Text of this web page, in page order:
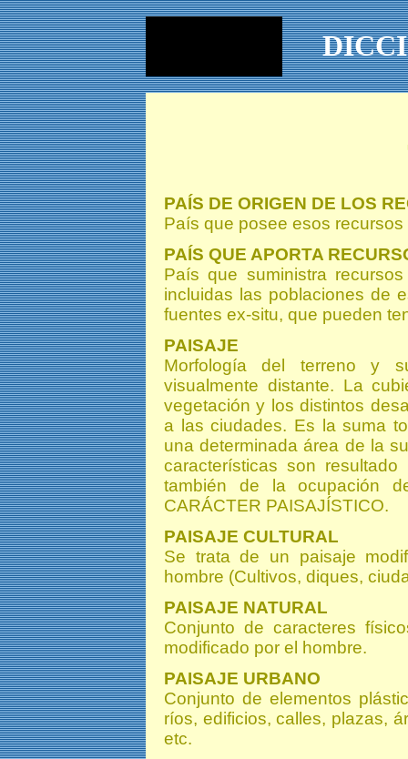
PAÍS DE ORIGEN DE LOS
País que posee esos
PAÍS QUE APORTA
País que suministra
incluidas las poblaciones de
fuentes ex-situ, que pueden
PAISAJE
Morfología del terreno y
visualmente distante. La
vegetación y los distintos
a las ciudades. Es la suma
una determinada área de la
características son
también de la ocupación
CARÁCTER PAISAJÍSTICO.
PAISAJE CULTURAL
Se trata de un paisaje
hombre (Cultivos, diques,
PAISAJE NATURAL
Conjunto de caracteres
modificado por el hombre.
PAISAJE URBANO
Conjunto de elementos
ríos, edificios, calles, plazas,
etc.